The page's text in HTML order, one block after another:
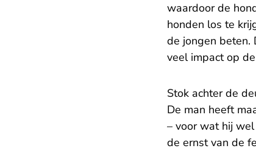
waardoor de
honden los te
de jongen beten.
veel impact op
Stok achter de
De man heeft
– voor wat hij
de ernst van de